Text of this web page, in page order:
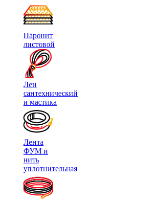
Паронит
листовой
Лен
сантехнический
и мастика
Лента
ФУМ и
нить
уплотнительная